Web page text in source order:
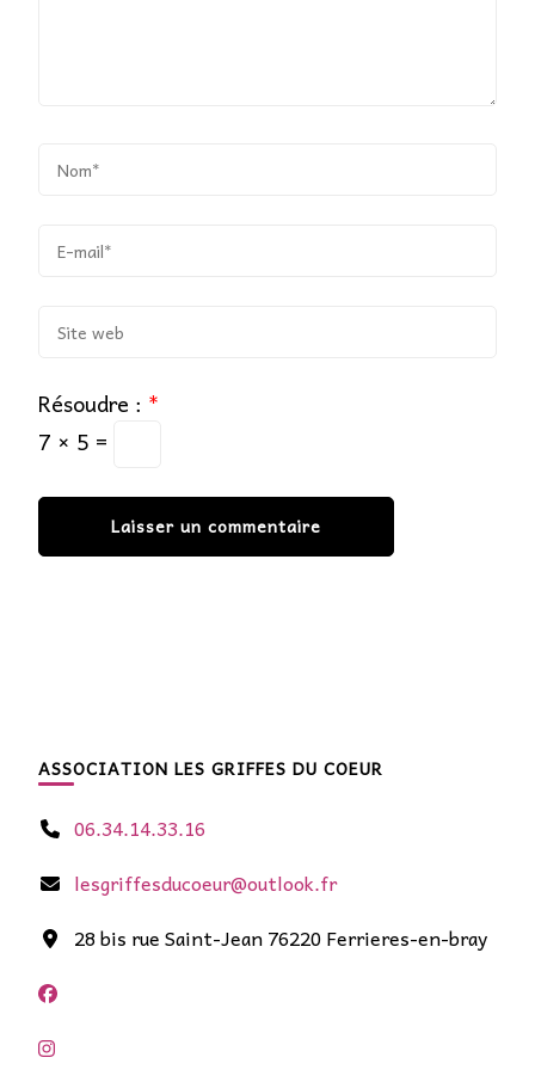
Résoudre : *
7 × 5 =
ASSOCIATION LES GRIFFES DU COEUR
06.34.14.33.16
lesgriffesducoeur@outlook.fr
28 bis rue Saint-Jean 76220 Ferrieres-en-bray